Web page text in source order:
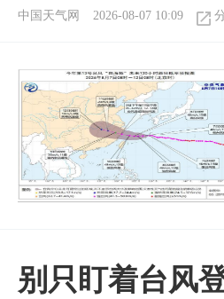
中国天气网 2026-08-07 10:09
别只盯着台风